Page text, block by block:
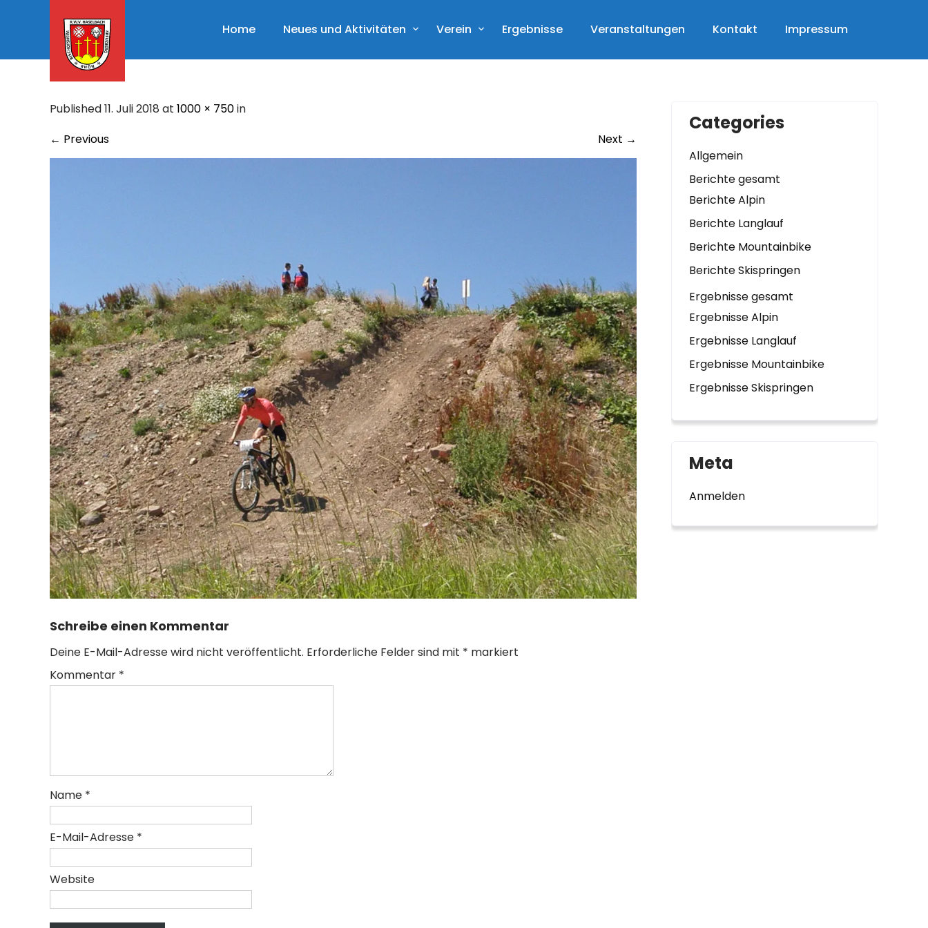
Home Neues und Aktivitäten Verein Ergebnisse Veranstaltungen Kontakt Impressum
Published 11. Juli 2018 at 1000 × 750in
← Previous Next →
Schreibe einen Kommentar
Deine E-Mail-Adresse wird nicht veröffentlicht. Erforderliche Felder sind mit * markiert
Kommentar *
Name *
E-Mail-Adresse *
Website
Categories
Allgemein
Berichte gesamt
Berichte Alpin
Berichte Langlauf
Berichte Mountainbike
Berichte Skispringen
Ergebnisse gesamt
Ergebnisse Alpin
Ergebnisse Langlauf
Ergebnisse Mountainbike
Ergebnisse Skispringen
Meta
Anmelden